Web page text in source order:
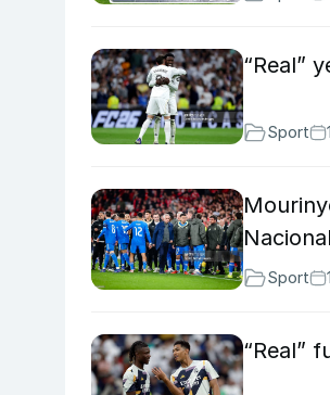
“Real”
Sport
Nacional
Sport
“Real”